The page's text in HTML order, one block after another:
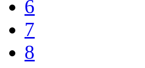
6
7
8